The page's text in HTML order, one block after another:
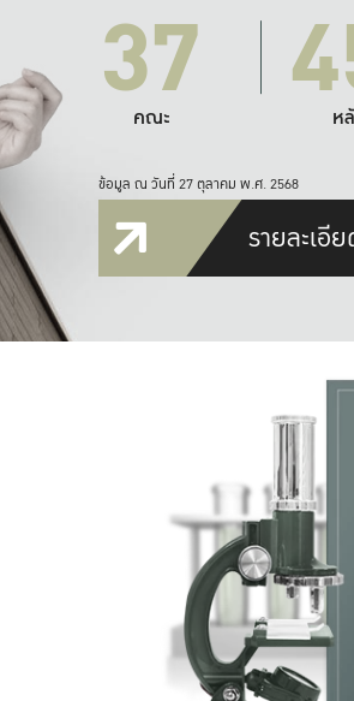
37
คณะ ห
ข้อมูล ณ วันที่ 27 ตุลาคม พ.ศ. 2568
รายละเอี